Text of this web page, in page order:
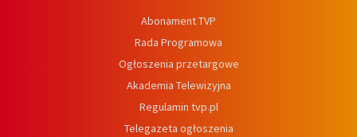
Abonament TVP
Rada Programowa
Ogłoszenia przetargowe
Akademia Telewizyjna
Regulamin tvp.pl
Telegazeta ogłoszenia